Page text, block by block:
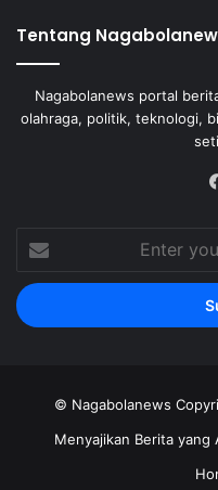
Tentang
Nagabolanews portal
olahraga, politik, teknologi,
Enter
your
Email
address
© Nagabolanews
Menyajikan Berita yang